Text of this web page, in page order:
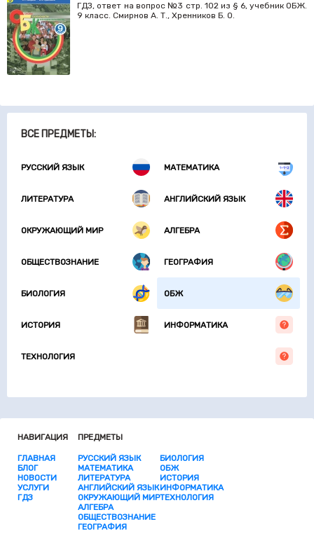
ВСЕ ПРЕДМЕТЫ:
РУССКИЙ ЯЗЫК МАТЕМАТИКА
ЛИТЕРАТУРА АНГЛИЙСКИЙ ЯЗЫК
ОКРУЖАЮЩИЙ МИР АЛГЕБРА
ОБЩЕСТВОЗНАНИЕ ГЕОГРАФИЯ
БИОЛОГИЯ ОБЖ
ИСТОРИЯ ИНФОРМАТИКА
ТЕХНОЛОГИЯ
ГДЗ, ответ на вопрос №3 стр. 102 из § 6, учебник ОБЖ.
9 класс. Смирнов А. Т., Хренников Б. О.
НАВИГАЦИЯ
ГЛАВНАЯ
БЛОГ
НОВОСТИ
УСЛУГИ
ГДЗ
ПРЕДМЕТЫ
РУССКИЙ ЯЗЫК
МАТЕМАТИКА
ЛИТЕРАТУРА
АНГЛИЙСКИЙ ЯЗЫК
ОКРУЖАЮЩИЙ МИР
АЛГЕБРА
ОБЩЕСТВОЗНАНИЕ
ГЕОГРАФИЯ
БИОЛОГИЯ
ОБЖ
ИСТОРИЯ
ИНФОРМАТИКА
ТЕХНОЛОГИЯ